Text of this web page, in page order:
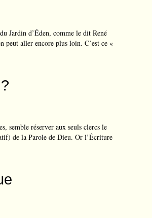
Jardin d’Éden, comme le dit René
peut aller encore plus loin. C’est ce «
semble réserver aux seuls clercs le
de la Parole de Dieu. Or l’Écriture